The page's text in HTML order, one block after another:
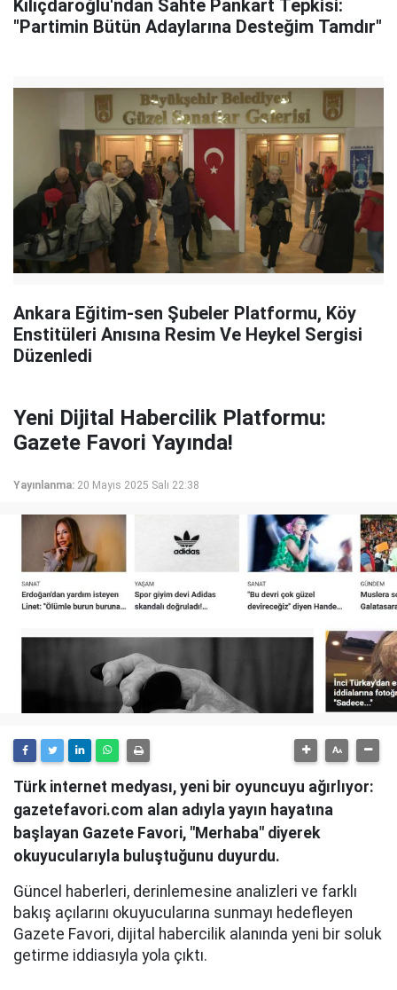
Kılıçdaroğlu'ndan Sahte Pankart Tepkisi:
"Partimin Bütün Adaylarına Desteğim Tamdır"
Ankara Eğitim-sen Şubeler Platformu, Köy
Enstitüleri Anısına Resim Ve Heykel Sergisi
Düzenledi
Yeni Dijital Habercilik Platformu:
Gazete Favori Yayında!
Yayınlanma: 20 Mayıs 2025 Salı 22:38
Türk internet medyası, yeni bir oyuncuyu ağırlıyor:
gazetefavori.com alan adıyla yayın hayatına
başlayan Gazete Favori, "Merhaba" diyerek
okuyucularıyla buluştuğunu duyurdu.
Güncel haberleri, derinlemesine analizleri ve farklı
bakış açılarını okuyucularına sunmayı hedefleyen
Gazete Favori, dijital habercilik alanında yeni bir soluk
getirme iddiasıyla yola çıktı.